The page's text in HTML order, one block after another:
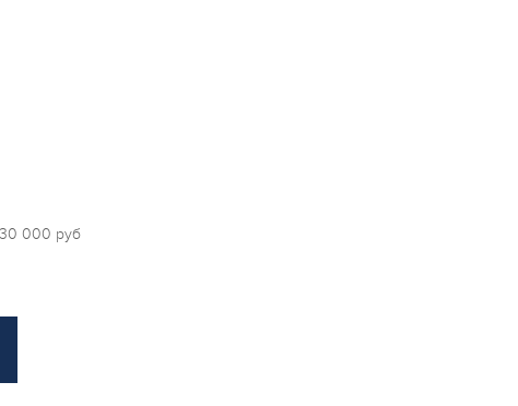
30 000 руб